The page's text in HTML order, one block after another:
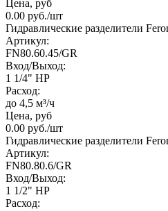
Цена, руб
0.00 руб./шт
Гидравлические разделители
Артикул:
FN80.60.45/GR
Вход/Выход:
1 1/4" НР
Расход:
до 4,5 м³/ч
Цена, руб
0.00 руб./шт
Гидравлические разделители
Артикул:
FN80.80.6/GR
Вход/Выход:
1 1/2" НР
Расход: